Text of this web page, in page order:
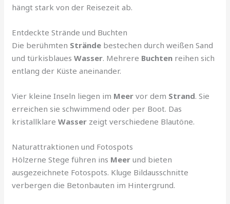
hängt stark von der Reisezeit ab.
Entdeckte Strände und Buchten
Die berühmten Strände bestechen durch weißen Sand
und türkisblauesWasser. Mehrere Buchten reihen sich
entlang der Küste aneinander.
Vier kleine Inseln liegen im Meer vor dem Strand. Sie
erreichen sie schwimmend oder per Boot. Das
kristallklareWasser zeigt verschiedene Blautöne.
Naturattraktionen und Fotospots
Hölzerne Stege führen ins Meer und bieten
ausgezeichnete Fotospots. Kluge Bildausschnitte
verbergen die Betonbauten im Hintergrund.